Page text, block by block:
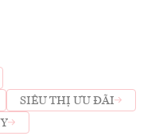
SIÊU THỊ ƯU ĐÃI